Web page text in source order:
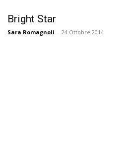
Bright Star
Sara Romagnoli - 24 Ottobre 2014